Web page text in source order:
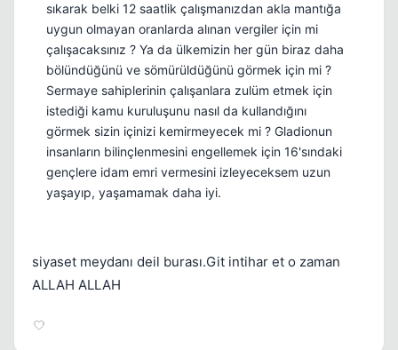
sıkarak belki 12 saatlik çalışmanızdan akla mantığa
uygun olmayan oranlarda alınan vergiler için mi
çalışacaksınız ? Ya da ülkemizin her gün biraz daha
bölündüğünü ve sömürüldüğünü görmek için mi ?
Sermaye sahiplerinin çalışanlara zulüm etmek için
istediği kamu kuruluşunu nasıl da kullandığını
görmek sizin içinizi kemirmeyecek mi ? Gladionun
insanların bilinçlenmesini engellemek için 16'sındaki
gençlere idam emri vermesini izleyeceksem uzun
yaşayıp, yaşamamak daha iyi.
siyaset meydanı deil burası.Git intihar et o zaman
ALLAH ALLAH